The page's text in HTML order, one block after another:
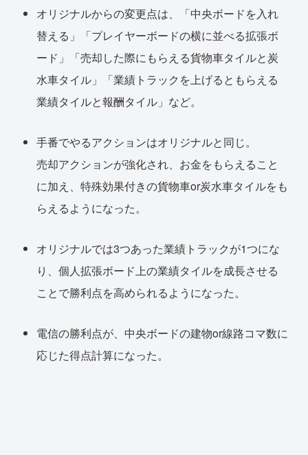
オリジナルからの変更点は、「中央ボードを入れ
替える」「プレイヤーボードの横に並べる拡張ボ
ード」「売却した際にもらえる貨物車タイルと炭
水車タイル」「業績トラックを上げるともらえる
業績タイルと報酬タイル」など。
手番でやるアクションはオリジナルと同じ。
売却アクションが強化され、お金をもらえること
に加え、特殊効果付きの貨物車or炭水車タイルをも
らえるようになった。
オリジナルでは3つあった業績トラックが1つにな
り、個人拡張ボード上の業績タイルを成長させる
ことで勝利点を高められるようになった。
電信の勝利点が、中央ボードの建物or線路コマ数に
応じた得点計算になった。